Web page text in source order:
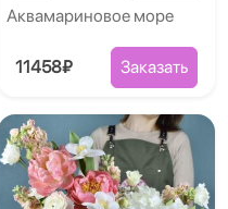
Аквамариновое море
11458₽ Заказать